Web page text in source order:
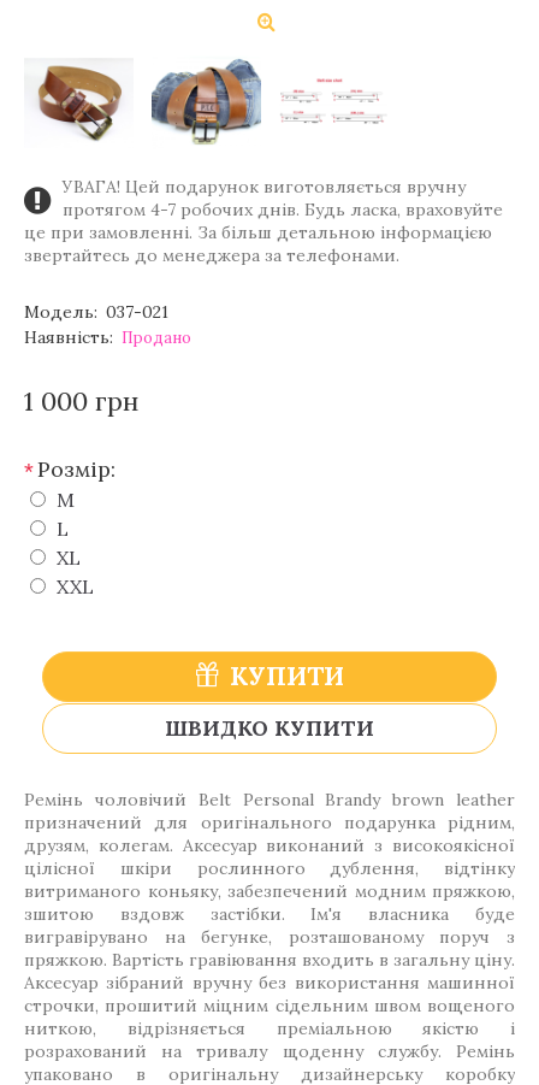
УВАГА! Цей подарунок виготовляється вручну
протягом 4-7 робочих днів. Будь ласка, враховуйте
це при замовленні. За більш детальною інформацією
звертайтесь до менеджера за телефонами.
Модель: 037-021
Наявність: Продано
1 000 грн
*Розмір:
M
L
XL
XXL
КУПИТИ
ШВИДКО КУПИТИ
Ремінь чоловічий Belt Personal Brandy brown leather
призначений для оригінального подарунка рідним,
друзям, колегам. Аксесуар виконаний з високоякісної
цілісної шкіри рослинного дублення, відтінку
витриманого коньяку, забезпечений модним пряжкою,
зшитою вздовж застібки. Ім'я власника буде
вигравірувано на бегунке, розташованому поруч з
пряжкою. Вартість гравіювання входить в загальну ціну.
Аксесуар зібраний вручну без використання машинної
строчки, прошитий міцним сідельним швом вощеного
ниткою, відрізняється преміальною якістю і
розрахований на тривалу щоденну службу. Ремінь
упаковано в оригінальну дизайнерську коробку